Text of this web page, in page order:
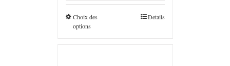
€160,0
Choix des
options
Details